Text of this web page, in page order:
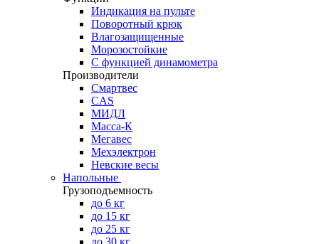
Индикация на пульте
Поворотный крюк
Влагозащищенные
Морозостойкие
С функцией динамометра
Производители
Смартвес
CAS
МИДЛ
Масса-К
Мегавес
Мехэлектрон
Невские весы
Напольные
Грузоподъемность
до 6 кг
до 15 кг
до 25 кг
до 30 кг